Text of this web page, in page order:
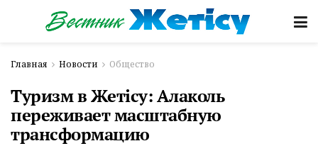
Главная Новости Общество
Туризм в Жетісу: Алаколь
переживает масштабную
трансформацию